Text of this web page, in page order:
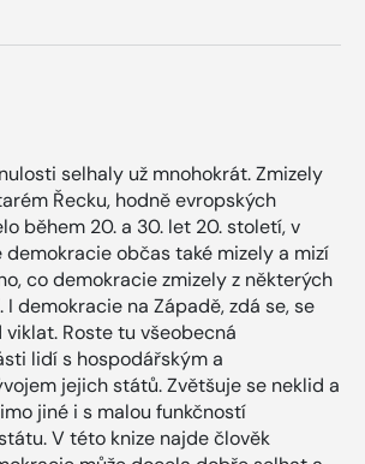
selhaly už mnohokrát. Zmizely
Řecku, hodně evropských
během 20. a 30. let 20. století, v
demokracie občas také mizely a mizí
co demokracie zmizely z některých
I demokracie na Západě, zdá se, se
Roste tu všeobecná
lidí s hospodářským a
jejich států. Zvětšuje se neklid a
jiné i s malou funkčností
V této knize najde člověk